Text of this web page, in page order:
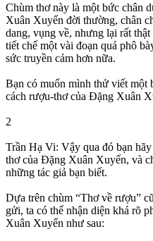
Chùm thơ này là một bức chân
Xuân Xuyến đời thường, chân
dang, vụng về, nhưng lại rất
tiết chế một vài đoạn quá phô
sức truyền cảm hơn nữa.
Bạn có muốn mình thử viết một
cách rượu-thơ của Đặng Xuân
2
Trần Hạ Vi: Vậy qua đó bạn
thơ của Đặng Xuân Xuyến, và
những tác giả bạn biết.
Dựa trên chùm “Thơ về rượu”
gửi, ta có thể nhận diện khá rõ
Xuân Xuyến như sau: